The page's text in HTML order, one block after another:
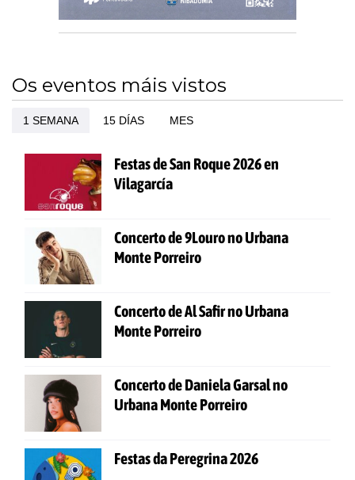
Os eventos máis vistos
1 SEMANA 15 DÍAS MES
Festas de San Roque 2026 en
Vilagarcía
Concerto de 9Louro no Urbana
Monte Porreiro
Concerto de Al Safir no Urbana
Monte Porreiro
Concerto de Daniela Garsal no
Urbana Monte Porreiro
Festas da Peregrina 2026